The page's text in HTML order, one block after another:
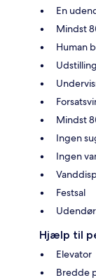
En
Mindst
Human
Mindst
Ingen
Ingen
Festsal
Hjælp til
Elevator
Bredde